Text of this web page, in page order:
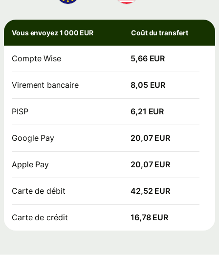
Vous envoyez 1 000 EUR Coût du transfert
Compte Wise 5,66 EUR
Virement bancaire 8,05 EUR
PISP 6,21 EUR
Google Pay 20,07 EUR
Apple Pay 20,07 EUR
Carte de débit 42,52 EUR
Carte de crédit 16,78 EUR